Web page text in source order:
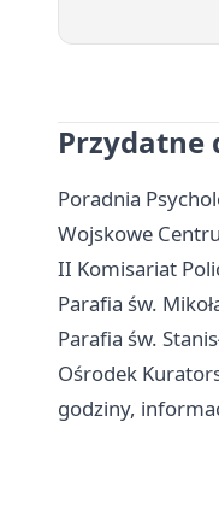
Przydatne
Poradnia
Wojskowe
II Komisariat
Parafia św.
Parafia św.
Ośrodek
godziny,